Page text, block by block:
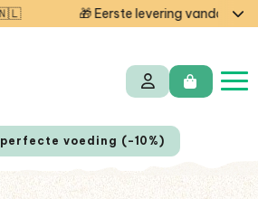
🎁 Eerste levering vandaag
voeding (-10%)